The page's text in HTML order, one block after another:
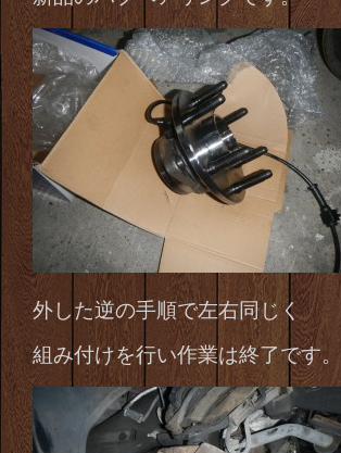
外した逆の手順で左右同じく
組み付けを行い作業は終了です。